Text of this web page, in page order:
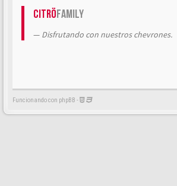
CitröFamily
Disfrutando con nuestros chevrones.
Funcionando con phpBB -